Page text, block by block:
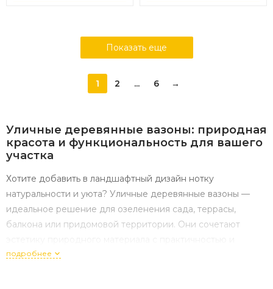
Показать еще
1 2 ... 6 →
Уличные деревянные вазоны: природная
красота и функциональность для вашего
участка
Хотите добавить в ландшафтный дизайн нотку
натуральности и уюта? Уличные деревянные вазоны —
идеальное решение для озеленения сада, террасы,
балкона или придомовой территории. Они сочетают
долговечностью.
подробнее